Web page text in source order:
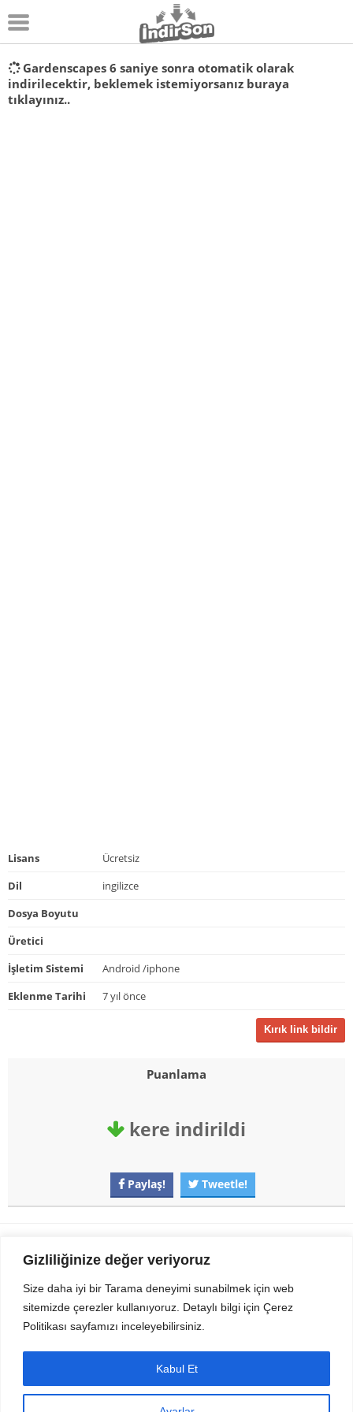
Gizliliğinize değer veriyoruz
Size daha iyi bir Tarama deneyimi sunabilmek için web
sitemizde çerezler kullanıyoruz. Detaylı bilgi için Çerez
Politikası sayfamızı inceleyebilirsiniz.
Kabul Et
Android
Pc Oyunları
Gardenscapes 6 saniye sonra otomatik olarak
indirilecektir, beklemek istemiyorsanız buraya
tıklayınız..
Lisans
Ücretsiz
Dil
ingilizce
Dosya Boyutu
Üretici
İşletim Sistemi
Android /iphone
Eklenme Tarihi
7 yıl önce
Kırık link bildir
Puanlama
kere indirildi
Paylaş! Tweetle!
Gezi Seyahat indirvip apk
Sitemizden Son sürüm Program, Android Uygulama, Android Oyun, Apk
Dosyalarını indirip güvenle bilgisayar ve cep telefonlarınızda kullanabilirsiniz.